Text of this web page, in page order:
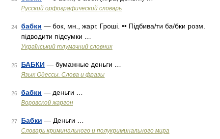
Русский орфографический словарь
24 бабки — бок, мн., жарг. Гроші. •• Підбива/ти ба/бки розм.
підводити підсумки …
Український тлумачний словник
25 БАБКИ — бумажные деньги …
Язык Одессы. Слова и фразы
26 бабки — деньги …
Воровской жаргон
27 Бабки — Деньги …
Словарь криминального и полукриминального мира